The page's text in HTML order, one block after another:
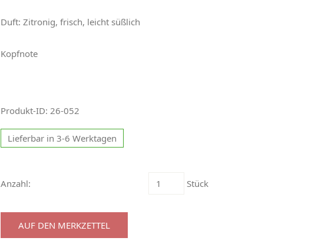
Duft: Zitronig, frisch, leicht süßlich
Kopfnote
Produkt-ID: 26-052
Lieferbar in 3-6 Werktagen
Anzahl: Stück
AUF DEN MERKZETTEL